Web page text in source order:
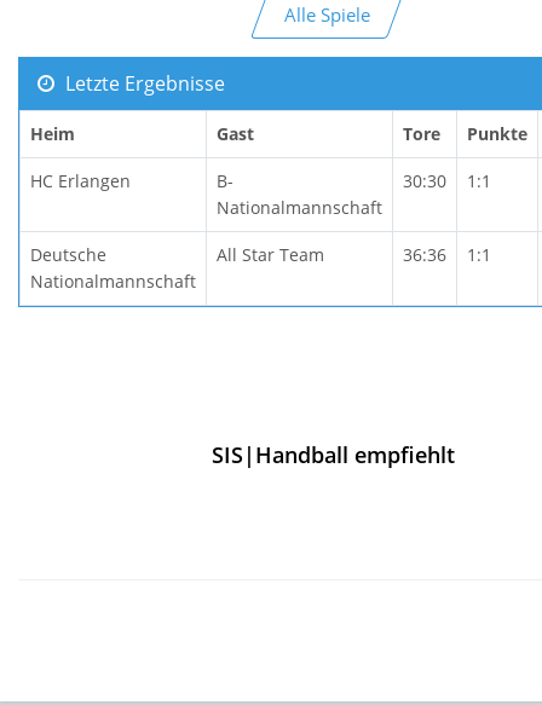
Alle Spiele
Letzte Ergebnisse
Heim Gast Tore Punkte
HC Erlangen
B-
Nationalmannschaft
30:30 1:1
Deutsche
Nationalmannschaft
All Star Team 36:36 1:1
SIS|Handball empfiehlt